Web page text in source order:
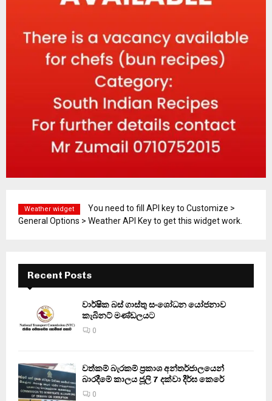
Weather widget
You need to fill API key to Customize >
General Options > Weather API Key to get this widget work.
Recent Posts
වාර්ෂික බස් ගාස්තු සංශෝධන යෝජනාව
කැබිනට් මණ්ඩලයට
0
වත්කම් බැරකම් ප්‍රකාශ අන්තර්ජාලයෙන්
බාරදීමේ කාලය ජූලි 7 දක්වා දීර්ඝ කෙරේ
0